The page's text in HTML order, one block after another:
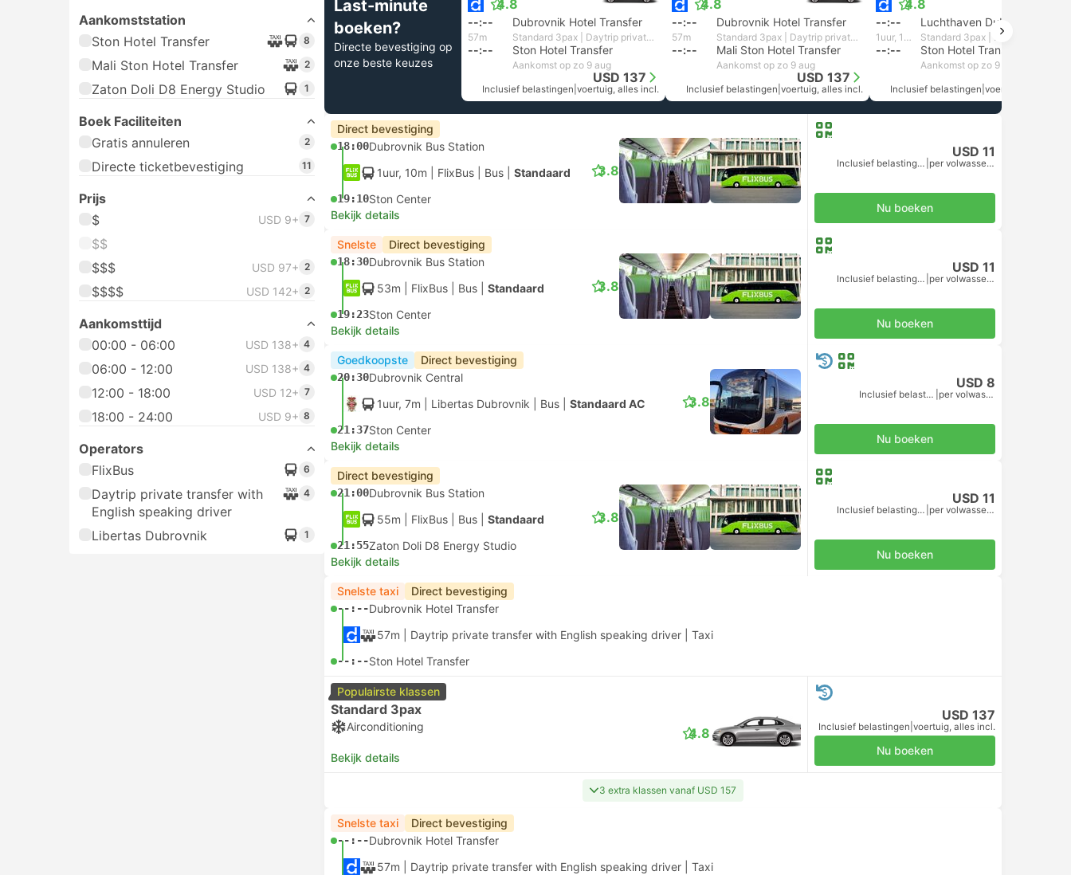
Aankomststation
Ston Hotel Transfer
8
Mali Ston Hotel Transfer 2
Zaton Doli D8 Energy Studio 1
Boek Faciliteiten
Gratis annuleren
2
Directe ticketbevestiging 11
Prijs
$
USD 9+ 7
$$
$$$
USD 97+ 2
$$$$ USD 142+ 2
Aankomsttijd
00:00 - 06:00
USD 138+ 4
06:00 - 12:00 USD 138+ 4
12:00 - 18:00 USD 12+ 7
18:00 - 24:00 USD 9+ 8
Operators
FlixBus
6
Daytrip private transfer with
English speaking driver
4
Libertas Dubrovnik 1
Last-minute
boeken?
Directe bevestiging op
onze beste keuzes
4.8
--:-- Dubrovnik Hotel Transfer
57m Standard 3pax | Daytrip private transfer with English speaking driver
--:-- Ston Hotel Transfer
Aankomst op zo 9 aug
USD 137
Inclusief belastingen voertuig, alles incl.
4.8
--:-- Dubrovnik Hotel Transfer
57m Standard 3pax | Daytrip private transfer with English speaking driver
--:-- Mali Ston Hotel Transfer
Aankomst op zo 9 aug
USD 137
Inclusief belastingen voertuig, alles incl.
4.8
--:-- Luchthaven Dubrovnik
1uur, 15m
--:-- Ston Hotel Transfer
Aankomst op zo 9 aug
Inclusief belastingen voertuig, alles incl.
Direct bevestiging
18:00Dubrovnik Bus Station
1uur, 10m | FlixBus Bus Standaard
19:10Ston Center
3.8
Bekijk details
USD 11
Inclusief belastingen per volwassene
Nu boeken
Snelste Direct bevestiging
18:30Dubrovnik Bus Station
53m | FlixBus Bus Standaard
19:23Ston Center
3.8
Bekijk details
USD 11
Inclusief belastingen per volwassene
Nu boeken
Goedkoopste Direct bevestiging
20:30Dubrovnik Central
1uur, 7m | Libertas Dubrovnik Bus Standaard AC
21:37Ston Center
3.8
Bekijk details
USD 8
Inclusief belastingen per volwassene
Nu boeken
Direct bevestiging
21:00Dubrovnik Bus Station
55m | FlixBus Bus Standaard
21:55Zaton Doli D8 Energy Studio
3.8
Bekijk details
USD 11
Inclusief belastingen per volwassene
Nu boeken
Snelste taxi Direct bevestiging
--:--Dubrovnik Hotel Transfer
57m | Daytrip private transfer with English speaking driver Taxi
--:--Ston Hotel Transfer
Populairste klassen
Standard 3pax
Airconditioning
Bekijk details
4.8
USD 137
Inclusief belastingen voertuig, alles incl.
Nu boeken
3 extra klassen vanaf USD 157
Snelste taxi Direct bevestiging
--:--Dubrovnik Hotel Transfer
57m | Daytrip private transfer with English speaking driver Taxi